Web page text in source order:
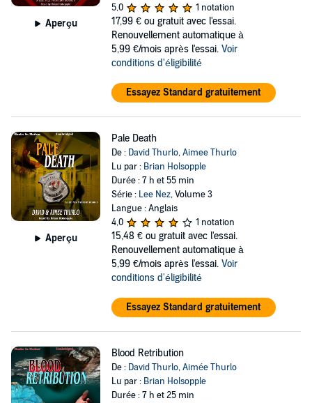
Aperçu
5,0
1 notation
17,99 € ou gratuit avec l'essai.
Renouvellement automatique à
5,99 €/mois après l'essai. Voir
conditions d'éligibilité
Essayez Standard gratuitement
Aperçu
Pale Death
De : David Thurlo,Aimee Thurlo
Lu par : Brian Holsopple
Durée : 7 h et 55 min
Série : Lee Nez, Volume 3
Langue : Anglais
4,0
1 notation
15,48 € ou gratuit avec l'essai.
Renouvellement automatique à
5,99 €/mois après l'essai. Voir
conditions d'éligibilité
Essayez Standard gratuitement
Blood Retribution
De : David Thurlo,Aimée Thurlo
Lu par : Brian Holsopple
Durée : 7 h et 25 min